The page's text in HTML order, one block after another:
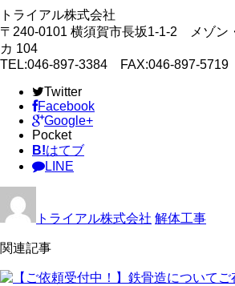
トライアル株式会社
〒240-0101 横須賀市長坂1-1-2 メゾン
カ 104
TEL:046-897-3384 FAX:046-897-5719
Twitter
Facebook
Google+
Pocket
B!はてブ
LINE
トライアル株式会社 解体工事
関連記事